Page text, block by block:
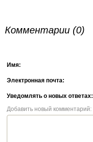
Комментарии (0)
Имя:
Электронная почта:
Уведомлять о новых ответах:
Добавить новый комментарий: